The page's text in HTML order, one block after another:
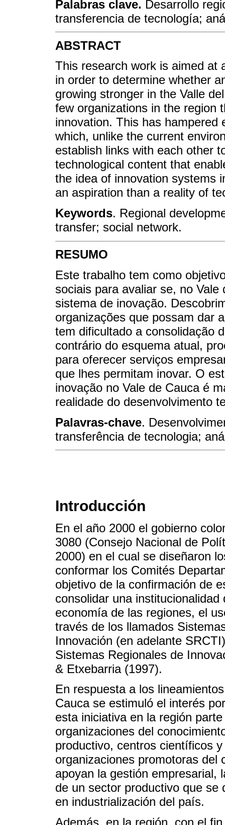
Palabras clave. Desarrollo
transferencia de tecnología;
ABSTRACT
This research work is aimed at
in order to determine whether
growing stronger in the Valle
few organizations in the region
innovation. This has hampered
which, unlike the current
establish links with each other
technological content that
the idea of innovation systems
an aspiration than a reality of
Keywords. Regional
transfer; social network.
RESUMO
Este trabalho tem como
sociais para avaliar se, no
sistema de inovação.
organizações que possam dar
tem dificultado a consolidação
contrário do esquema atual,
para oferecer serviços
que lhes permitam inovar. O
inovação no Vale de Cauca é
realidade do desenvolvimento
Palavras-chave.
transferência de tecnologia;
Introducción
En el año 2000 el gobierno
3080 (Consejo Nacional de
2000) en el cual se diseñaron
conformar los Comités
objetivo de la confirmación de
consolidar una
economía de las regiones, el
través de los llamados
Innovación (en adelante
Sistemas Regionales de
& Etxebarria (1997).
En respuesta a los
Cauca se estimuló el interés
esta iniciativa en la región
organizaciones del
productivo, centros científicos
organizaciones promotoras del
apoyan la gestión empresarial,
de un sector productivo que se
en industrialización del país.
Además, en la región, con el